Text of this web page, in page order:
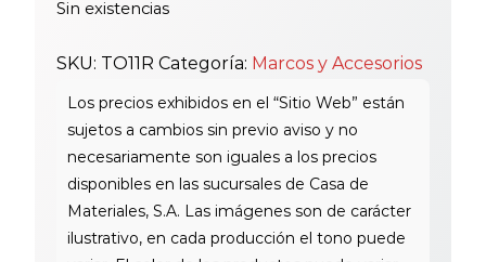
Sin existencias
SKU: TO11R Categoría: Marcos y Accesorios